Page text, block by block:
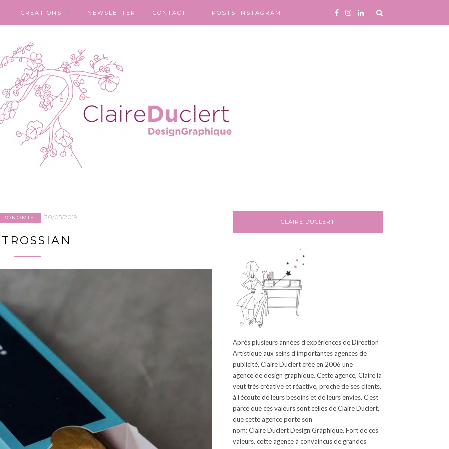
CRÉATIONS NEWSLETTER CONTACT POSTS INSTAGRAM
30/05/2019
CLAIRE DUCLERT
Après plusieurs années d’expériences de Direction
Artistique aux seins d’importantes agences de
publicité, ClaireDuclertcrée en 2006 une
agencede design graphique. Cette agence, Claire la
veut très créative et réactive, proche de ses clients,
à l’écoute de leurs besoins et de leurs envies. C’est
parce que ces valeurs sont celles de ClaireDuclert,
que cette agence porte son
nom:ClaireDuclertDesign Graphique. Fort de ces
valeurs, cette agence à convaincus de grandes